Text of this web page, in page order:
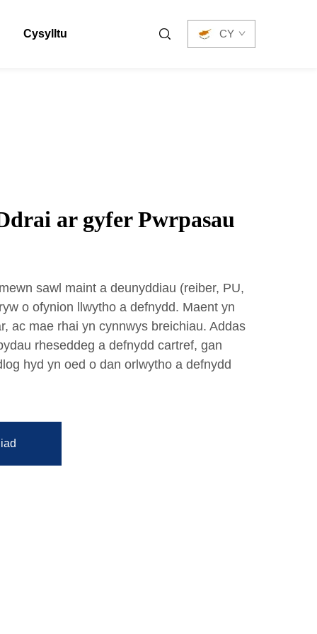
Cysylltu CY
ar gyfer Pwrpasau
sawl maint a deunyddiau (reiber, PU,
o ofynion llwytho a defnydd. Maent yn
ac mae rhai yn cynnwys breichiau. Addas
rheseddeg a defnydd cartref, gan
hyd yn oed o dan orlwytho a defnydd